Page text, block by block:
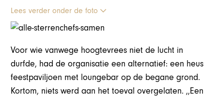
Lees verder onder de foto
Voor wie vanwege hoogtevrees niet de lucht in
durfde, had de organisatie een alternatief: een heus
feestpaviljoen met loungebar op de begane grond.
Kortom, niets werd aan het toeval overgelaten. ,,Een